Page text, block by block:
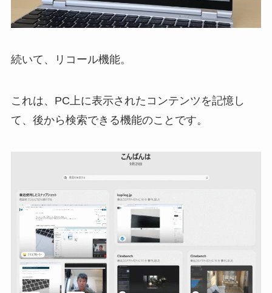
続いて、リコール機能。
これは、PC上に表示されたコンテンツを記憶し
て、後から検索できる機能のことです。